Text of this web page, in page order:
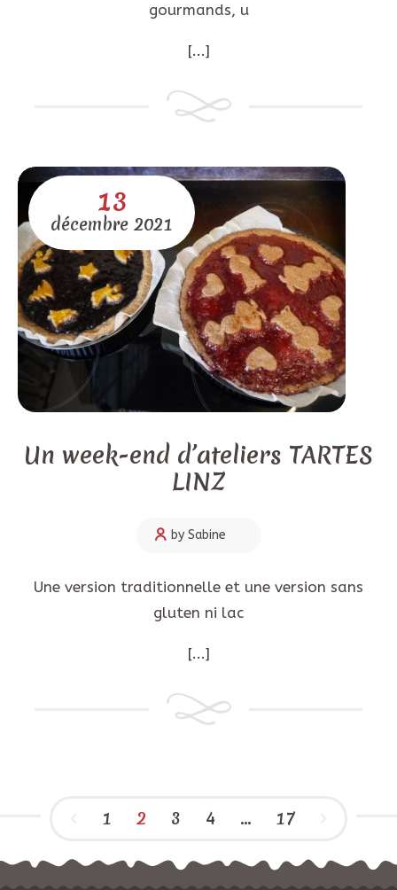
gourmands, u
[...]
13
décembre 2021
Un week-end d’ateliers TARTES
LINZ
by Sabine
Une version traditionnelle et une version sans
gluten ni lac
[...]
1 2 3 4 … 17